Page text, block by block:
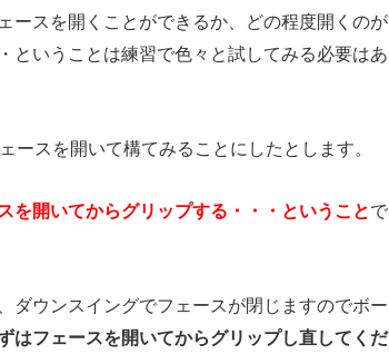
ースを開くことができるか、どの程度開くのが
ということは練習で色々と試してみる必要はあ
ースを開いて構てみることにしたとします。
を開いてからグリップする・・・ということで
ダウンスイングでフェースが閉じますのでボー
はフェースを開いてからグリップし直してくだ